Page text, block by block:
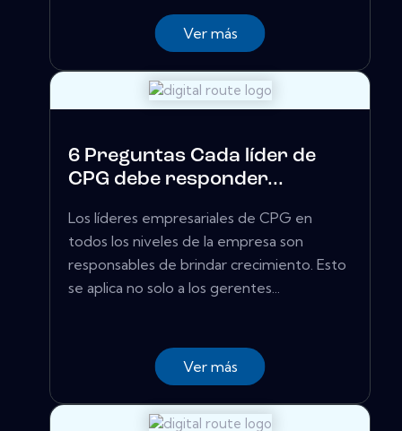
Ver más
6 Preguntas Cada líder de
CPG debe responder...
Los líderes empresariales de CPG en
todos los niveles de la empresa son
responsables de brindar crecimiento. Esto
se aplica no solo a los gerentes...
Ver más